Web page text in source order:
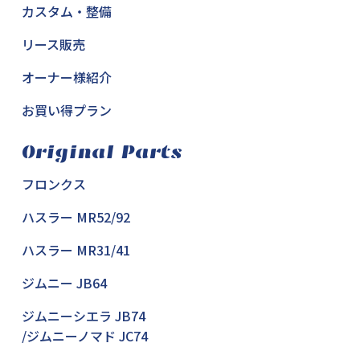
カスタム・整備
リース販売
オーナー様紹介
お買い得プラン
Original Parts
フロンクス
ハスラー MR52/92
ハスラー MR31/41
ジムニー JB64
ジムニーシエラ JB74
/ジムニーノマド JC74